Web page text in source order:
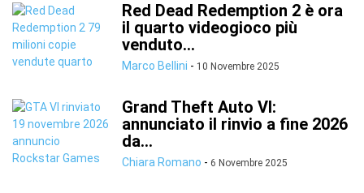
Red Dead Redemption 2 è ora
il quarto videogioco più
venduto...
Marco Bellini - 10 Novembre 2025
Grand Theft Auto VI:
annunciato il rinvio a fine 2026
da...
Chiara Romano - 6 Novembre 2025